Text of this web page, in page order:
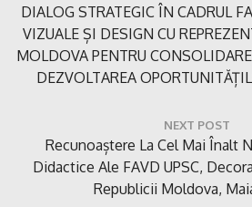
articole
Previous
Post:
DIALOG STRATEGIC ÎN CADRUL
VIZUALE ȘI DESIGN CU
MOLDOVA PENTRU
DEZVOLTAREA
NEXT POST
Next
Post:
Recunoaștere La Cel Mai Înalt
Didactice Ale FAVD UPSC,
Republicii Moldova,